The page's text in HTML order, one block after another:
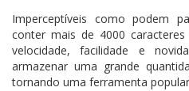
Imperceptíveis como podem
conter mais de 4000
velocidade, facilidade e
armazenar uma grande
tornando uma ferramenta